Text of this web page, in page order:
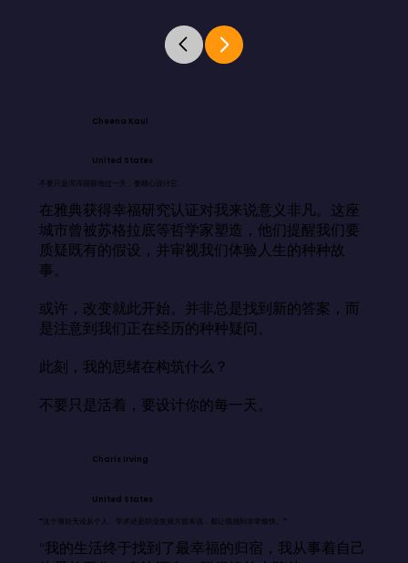
Cheena Kaul
United States
不要只是浑浑噩噩地过一天，要精心设计它。
在雅典获得幸福研究认证对我来说意义非凡。这座
城市曾被苏格拉底等哲学家塑造，他们提醒我们要
质疑既有的假设，并审视我们体验人生的种种故
事。
或许，改变就此开始。并非总是找到新的答案，而
是注意到我们正在经历的种种疑问。
此刻，我的思绪在构筑什么？
不要只是活着，要设计你的每一天。
Charis Irving
United States
“这个项目无论从个人、学术还是职业发展方面来说，都让我感到非常愉快。”
“我的生活终于找到了最幸福的归宿，我从事着自己